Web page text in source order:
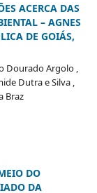
ACERCA DAS
– AGNES
DE GOIÁS,
Dourado Argolo ,
Dutra e Silva ,
Braz
DO
DA